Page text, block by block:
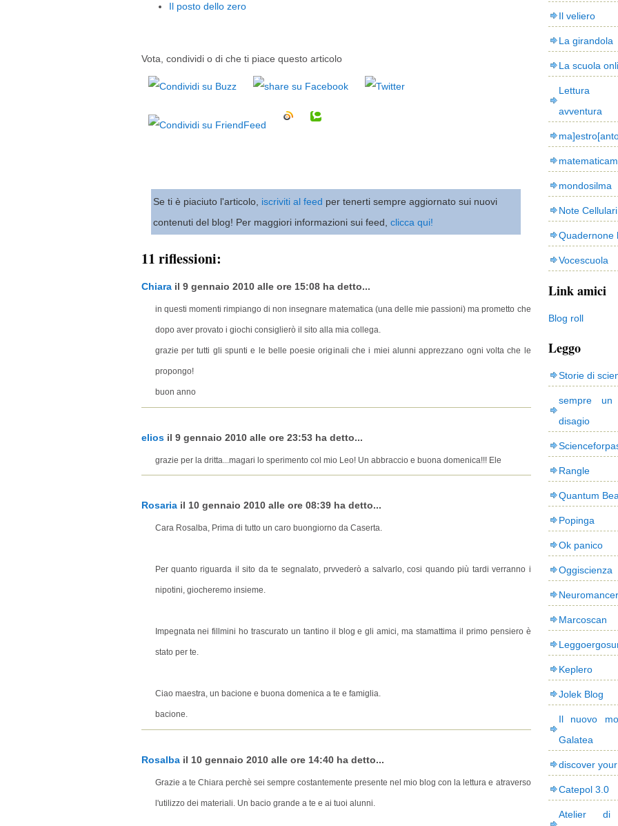
Il posto dello zero
Vota, condividi o di che ti piace questo articolo
Se ti è piaciuto l'articolo, iscriviti al feed per tenerti sempre aggiornato sui nuovi
contenuti del blog! Per maggiori informazioni sui feed, clicca qui!
11 riflessioni:
Chiarail 9 gennaio 2010 alle ore 15:08 ha detto...
in questi momenti rimpiango di non insegnare matematica (una delle mie passioni) ma prometto che
dopo aver provato i giochi consiglierò il sito alla mia collega.
grazie per tutti gli spunti e le belle poesie originali che i miei alunni apprezzano ogni volta che le
propongo!
buon anno
eliosil 9 gennaio 2010 alle ore 23:53 ha detto...
grazie per la dritta...magari lo sperimento col mio Leo! Un abbraccio e buona domenica!!! Ele
Rosariail 10 gennaio 2010 alle ore 08:39 ha detto...
Cara Rosalba, Prima di tutto un caro buongiorno da Caserta.
Per quanto riguarda il sito da te segnalato, prvvederò a salvarlo, cosi quando più tardi verranno i
nipotini, giocheremo insieme.
Impegnata nei fillmini ho trascurato un tantino il blog e gli amici, ma stamattima il primo pensiero è
stato per te.
Ciao maestra, un bacione e buona domenica a te e famiglia.
bacione.
Rosalbail 10 gennaio 2010 alle ore 14:40 ha detto...
Grazie a te Chiara perchè sei sempre costantemente presente nel mio blog con la lettura e atraverso
l'utilizzo dei materiali. Un bacio grande a te e ai tuoi alunni.
Il veliero
La girandola
La scuola
avventura
mondosilma
Note Cellulari
Quadernone
Vocescuola
Link amici
Blog roll
Leggo
Storie di
sempre
disagio
Rangle
Quantum
Popinga
Ok panico
Oggiscienza
Neuromancer
Marcoscan
Keplero
Jolek Blog
Il nuovo
Galatea
discover
Catepol 3.0
Atelier di